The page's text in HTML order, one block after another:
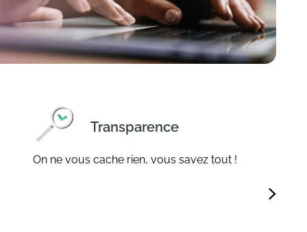
Transparence
On ne vous cache rien, vous savez tout !